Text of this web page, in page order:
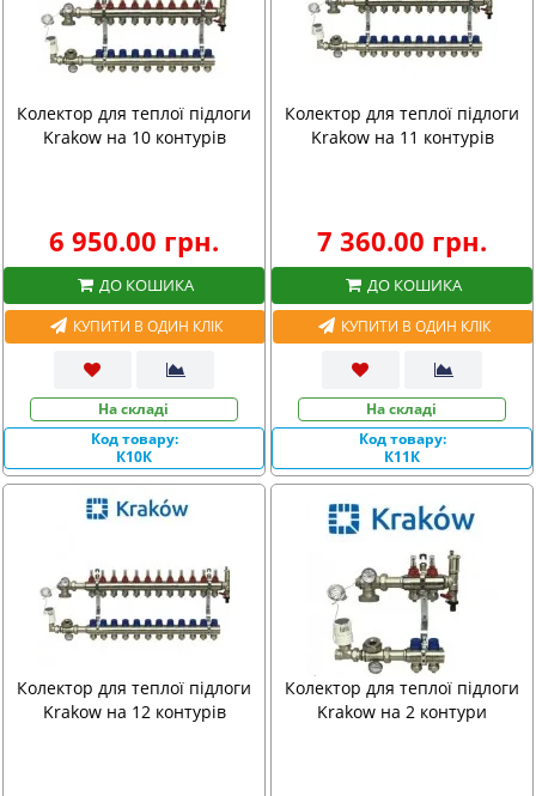
Колектор для теплої підлоги
Krakow на 10 контурів
6 950.00 грн.
ДО КОШИКА
КУПИТИ В ОДИН КЛІК
На складі
Код товару:
К10К
Колектор для теплої підлоги
Krakow на 11 контурів
7 360.00 грн.
ДО КОШИКА
КУПИТИ В ОДИН КЛІК
На складі
Код товару:
К11К
Колектор для теплої підлоги
Krakow на 12 контурів
Колектор для теплої підлоги
Krakow на 2 контури